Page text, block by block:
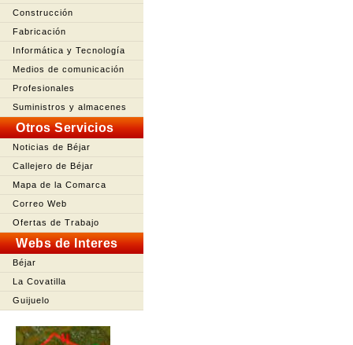
Construcción
Fabricación
Informática y Tecnología
Medios de comunicación
Profesionales
Suministros y almacenes
Otros Servicios
Noticias de Béjar
Callejero de Béjar
Mapa de la Comarca
Correo Web
Ofertas de Trabajo
Webs de Interes
Béjar
La Covatilla
Guijuelo